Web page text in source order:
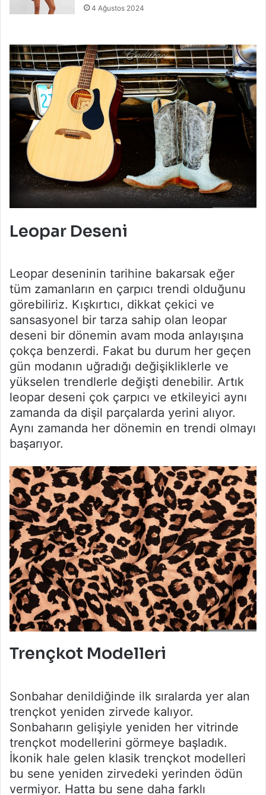
4 Ağustos 2024
Leopar Deseni
Leopar deseninin tarihine bakarsak eğer
tüm zamanların en çarpıcı trendi olduğunu
görebiliriz. Kışkırtıcı, dikkat çekici ve
sansasyonel bir tarza sahip olan leopar
deseni bir dönemin avam moda anlayışına
çokça benzerdi. Fakat bu durum her geçen
gün modanın uğradığı değişikliklerle ve
yükselen trendlerle değişti denebilir. Artık
leopar deseni çok çarpıcı ve etkileyici aynı
zamanda da dişil parçalarda yerini alıyor.
Aynı zamanda her dönemin en trendi olmayı
başarıyor.
Trençkot Modelleri
Sonbahar denildiğinde ilk sıralarda yer alan
trençkot yeniden zirvede kalıyor.
Sonbaharın gelişiyle yeniden her vitrinde
trençkot modellerini görmeye başladık.
İkonik hale gelen klasik trençkot modelleri
bu sene yeniden zirvedeki yerinden ödün
vermiyor. Hatta bu sene daha farklı